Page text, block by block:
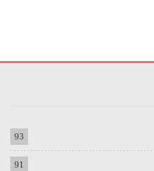
93
91